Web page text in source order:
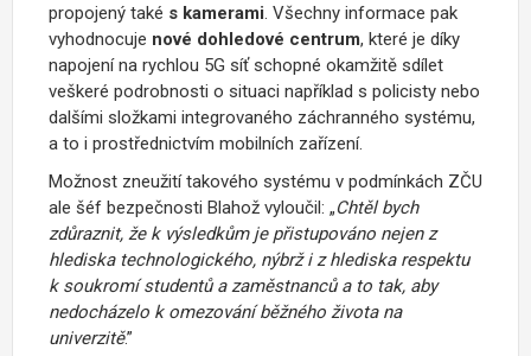
propojený také s kamerami. Všechny informace pak
vyhodnocuje nové dohledové centrum, které je díky
napojení na rychlou 5G síť schopné okamžitě sdílet
veškeré podrobnosti o situaci například s policisty nebo
dalšími složkami integrovaného záchranného systému,
a to i prostřednictvím mobilních zařízení.
Možnost zneužití takového systému v podmínkách ZČU
ale šéf bezpečnosti Blahož vyloučil: „Chtěl bych
zdůraznit, že k výsledkům je přistupováno nejen z
hlediska technologického, nýbrž i z hlediska respektu
k soukromí studentů a zaměstnanců a to tak, aby
nedocházelo k omezování běžného života na
univerzitě.”